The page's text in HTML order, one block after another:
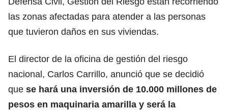
las zonas afectadas para atender a las personas
que tuvieron daños en sus viviendas.
El director de la oficina de gestión del riesgo
nacional, Carlos Carrillo, anunció que se decidió
que se hará una inversión de 10.000 millones de
pesos en maquinaria amarilla y será la